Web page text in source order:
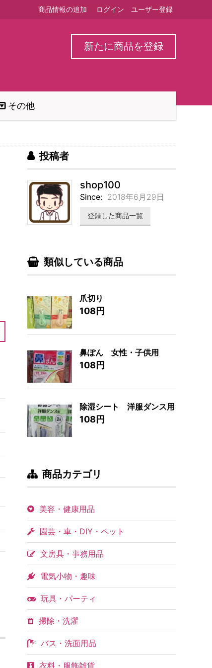
商品情報の追加 ログイン ユーザー登録
新たに商品を登録
その他
投稿者
shop100
Since: 2018年6月29日
登録した商品一覧
類似している商品
爪切り
108円
鼻ぽん 女性・子供用
108円
除湿シート 洋服ダンス用
108円
商品カテゴリ
美容・健康用品
園芸・車・DIY・ペット
文房具・事務用品
電気小物・趣味
玩具・パーティ
掃除・洗濯
バス・洗面用品
衣料・服飾雑貨